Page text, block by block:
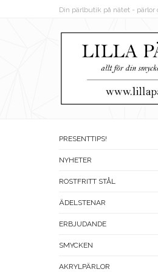
Din pärlbutik på nätet -
PRESENTTIPS!
NYHETER
ROSTFRITT STÅL
ÄDELSTENAR
ERBJUDANDE
SMYCKEN
AKRYLPÄRLOR